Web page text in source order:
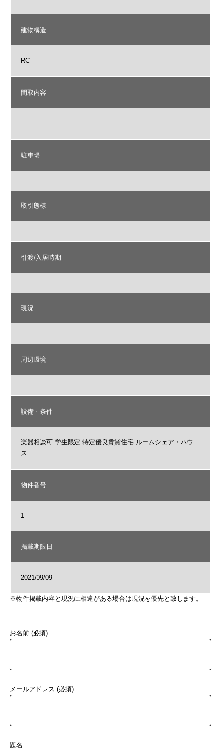
建物構造
RC
間取内容
駐車場
取引態様
引渡/入居時期
現況
周辺環境
設備・条件
楽器相談可 学生限定 特定優良賃貸住宅 ルームシェア・ハウ
ス
物件番号
1
掲載期限日
2021/09/09
※物件掲載内容と現況に相違がある場合は現況を優先と致します。
お名前 (必須)
メールアドレス (必須)
題名